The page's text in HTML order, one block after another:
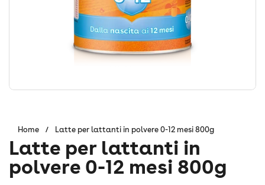
Home / Latte per lattanti in polvere 0-12 mesi 800g
Latte per lattanti in
polvere 0-12 mesi 800g